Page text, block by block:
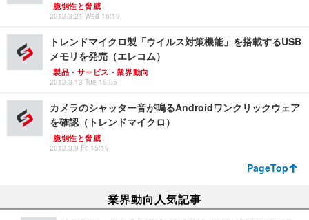
脆弱性と脅威
2012.3.21 Wed 16:19
トレンドマイクロ製「ウイルス対策機能」を搭載するUSB
メモリを発売（エレコム）
製品・サービス・業界動向
2012.3.13 Tue 15:05
カメラのシャッター音が鳴るAndroidワンクリックウェア
を確認（トレンドマイクロ）
脆弱性と脅威
2012.3.9 Fri 15:19
PageTop
業界動向人気記事